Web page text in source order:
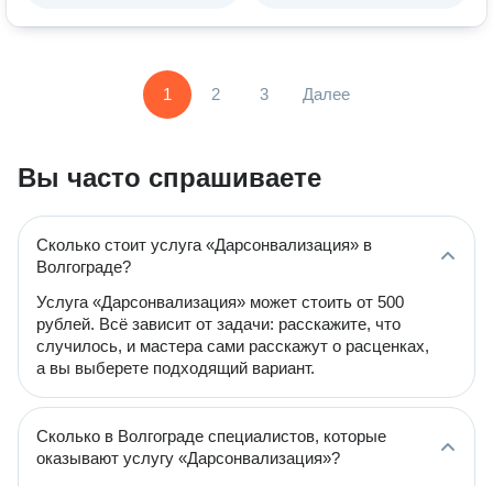
1 2 3 Далее
Вы часто спрашиваете
Сколько стоит услуга «Дарсонвализация» в
Волгограде?
Услуга «Дарсонвализация» может стоить от 500
рублей. Всё зависит от задачи: расскажите, что
случилось, и мастера сами расскажут о расценках,
а вы выберете подходящий вариант.
Сколько в Волгограде специалистов, которые
оказывают услугу «Дарсонвализация»?